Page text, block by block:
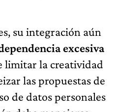
su integración aún
excesiva
limitar la creatividad
las propuestas de
de datos personales